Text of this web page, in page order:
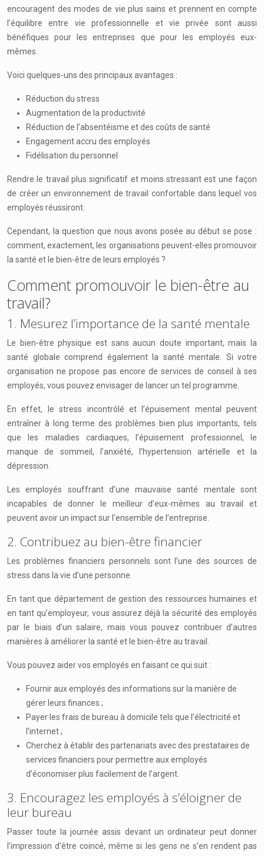
encouragent des modes de vie plus sains et prennent en compte
l’équilibre entre vie professionnelle et vie privée sont aussi
bénéfiques pour les entreprises que pour les employés eux-
mêmes.
Voici quelques-uns des principaux avantages :
Réduction du stress
Augmentation de la productivité
Réduction de l’absentéisme et des coûts de santé
Engagement accru des employés
Fidélisation du personnel
Rendre le travail plus significatif et moins stressant est une façon
de créer un environnement de travail confortable dans lequel vos
employés réussiront.
Cependant, la question que nous avons posée au début se pose :
comment, exactement, les organisations peuvent-elles promouvoir
la santé et le bien-être de leurs employés ?
Comment promouvoir le bien-être au
travail?
1. Mesurez l’importance de la santé mentale
Le bien-être physique est sans aucun doute important, mais la
santé globale comprend également la santé mentale. Si votre
organisation ne propose pas encore de services de conseil à ses
employés, vous pouvez envisager de lancer un tel programme.
En effet, le stress incontrôlé et l’épuisement mental peuvent
entraîner à long terme des problèmes bien plus importants, tels
que les maladies cardiaques, l’épuisement professionnel, le
manque de sommeil, l’anxiété, l’hypertension artérielle et la
dépression.
Les employés souffrant d’une mauvaise santé mentale sont
incapables de donner le meilleur d’eux-mêmes au travail et
peuvent avoir un impact sur l’ensemble de l’entreprise.
2. Contribuez au bien-être financier
Les problèmes financiers personnels sont l’une des sources de
stress dans la vie d’une personne.
En tant que département de gestion des ressources humaines et
en tant qu’employeur, vous assurez déjà la sécurité des employés
par le biais d’un salaire, mais vous pouvez contribuer d’autres
manières à améliorer la santé et le bien-être au travail.
Vous pouvez aider vos employés en faisant ce qui suit :
Fournir aux employés des informations sur la manière de
gérer leurs finances ;
Payer les frais de bureau à domicile tels que l’électricité et
l’internet ;
Cherchez à établir des partenariats avec des prestataires de
services financiers pour permettre aux employés
d’économiser plus facilement de l’argent.
3. Encouragez les employés à s’éloigner de
leur bureau
Passer toute la journée assis devant un ordinateur peut donner
l’impression d’être coincé, même si les gens ne s’en rendent pas